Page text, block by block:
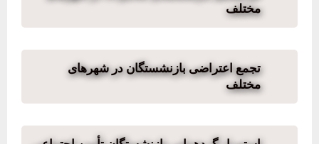
مختلف
تجمع اعتراضی بازنشستگان در شهرهای
مختلف